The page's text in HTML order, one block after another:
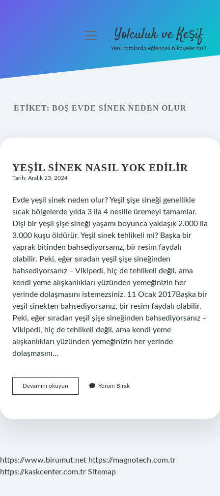
Yasal Uyarı
menüyü Yolculuk ve Keşif
Yeni rotalarda eğlenceli hikayeler bul!
ETIKET: BOŞ EVDE SINEK NEDEN OLUR
YEŞIL SINEK NASIL YOK EDILIR
Tarih: Aralık 23, 2024
Evde yeşil sinek neden olur? Yeşil şişe sineği genellikle
sıcak bölgelerde yılda 3 ila 4 nesille üremeyi tamamlar.
Dişi bir yeşil şişe sineği yaşamı boyunca yaklaşık 2.000 ila
3.000 kuşu öldürür. Yeşil sinek tehlikeli mi? Başka bir
yaprak bitinden bahsediyorsanız, bir resim faydalı
olabilir. Peki, eğer sıradan yeşil şişe sineğinden
bahsediyorsanız – Vikipedi, hiç de tehlikeli değil, ama
kendi yeme alışkanlıkları yüzünden yemeğinizin her
yerinde dolaşmasını istemezsiniz. 11 Ocak 2017Başka bir
yeşil sinekten bahsediyorsanız, bir resim faydalı olabilir.
Peki, eğer sıradan yeşil şişe sineğinden bahsediyorsanız –
Vikipedi, hiç de tehlikeli değil, ama kendi yeme
alışkanlıkları yüzünden yemeğinizin her yerinde
dolaşmasını…
Devamını okuyun
Sinek
Edilir
Yorum Bırak
https://www.birumut.net https://magnotech.com.tr
https://kaskcenter.com.tr Sitemap